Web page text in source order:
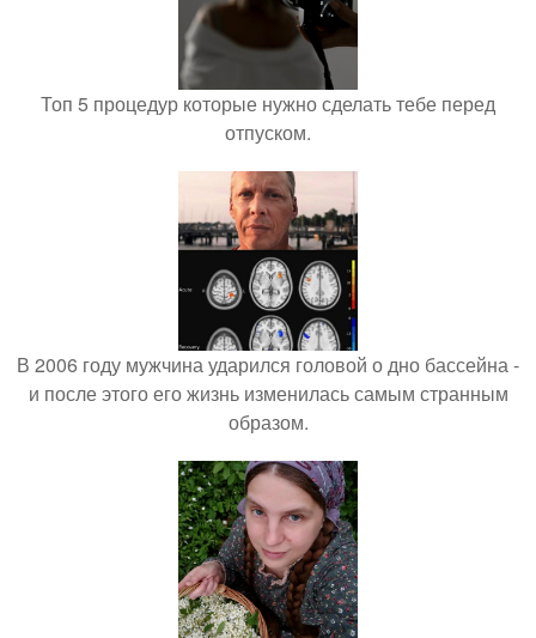
Топ 5 процедур которые нужно сделать тебе перед
отпуском.
В 2006 году мужчина ударился головой о дно бассейна -
и после этого его жизнь изменилась самым странным
образом.